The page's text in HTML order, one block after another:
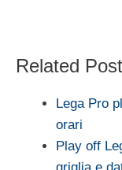
Related
Lega Pro
orari
Play off